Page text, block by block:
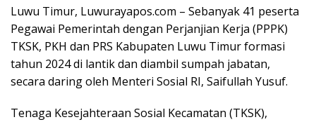
Luwu Timur, Luwurayapos.com – Sebanyak 41 peserta
Pegawai Pemerintah dengan Perjanjian Kerja (PPPK)
TKSK, PKH dan PRS Kabupaten Luwu Timur formasi
tahun 2024 di lantik dan diambil sumpah jabatan,
secara daring oleh Menteri Sosial RI, Saifullah Yusuf.
Tenaga Kesejahteraan Sosial Kecamatan (TKSK),